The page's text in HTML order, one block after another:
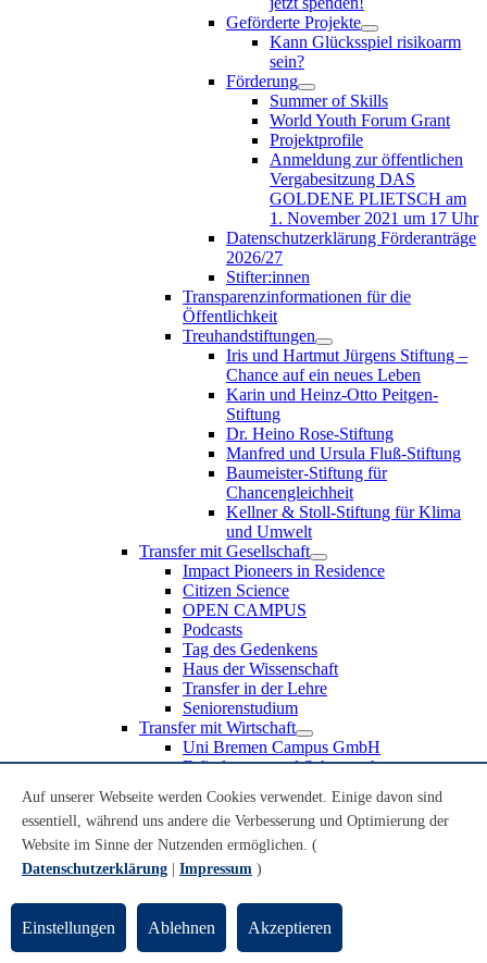
Geförderte Projekte
Kann Glücksspiel risikoarm
sein?
Förderung
Summer of Skills
World Youth Forum Grant
Projektprofile
Anmeldung zur öffentlichen
Vergabesitzung DAS
GOLDENE PLIETSCH am
1. November 2021 um 17 Uhr
Datenschutzerklärung Förderanträge
2026/27
Stifter:innen
Transparenzinformationen für die
Öffentlichkeit
Treuhandstiftungen
Iris und Hartmut Jürgens Stiftung –
Chance auf ein neues Leben
Karin und Heinz-Otto Peitgen-
Stiftung
Dr. Heino Rose-Stiftung
Manfred und Ursula Fluß-Stiftung
Baumeister-Stiftung für
Chancengleichheit
Kellner & Stoll-Stiftung für Klima
und Umwelt
Transfer mit Gesellschaft
Impact Pioneers in Residence
Citizen Science
OPEN CAMPUS
Podcasts
Tag des Gedenkens
Haus der Wissenschaft
Transfer in der Lehre
Seniorenstudium
Transfer mit Wirtschaft
Uni Bremen Campus GmbH
Erfindungen und Schutzrechte
Recruiting an der Universität Bremen
Weiterbildung an der Universität Bremen
Transfer mit Schule
Schülerinnen und Schüler
Schulklassen
Lehrkräfte
Gründungsunterstützung
Auf unserer Webseite werden Cookies verwendet. Einige davon sind
essentiell, während uns andere die Verbesserung und Optimierung der
Website im Sinne der Nutzenden ermöglichen. (
Datenschutzerklärung
Impressum )
Einstellungen Ablehnen Akzeptieren